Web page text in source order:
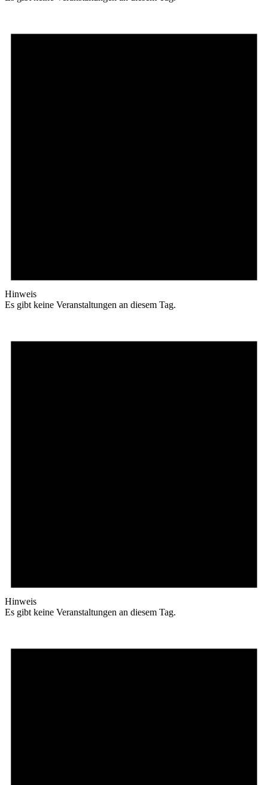
Hinweis
Es gibt keine Veranstaltungen an diesem Tag.
Hinweis
Es gibt keine Veranstaltungen an diesem Tag.